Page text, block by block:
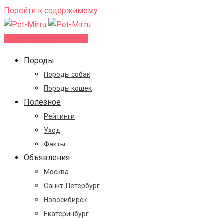
Перейти к содержимому
Породы
Породы собак
Породы кошек
Полезное
Рейтинги
Уход
Факты
Объявления
Москва
Санкт-Петербург
Новосибирск
Екатеринбург